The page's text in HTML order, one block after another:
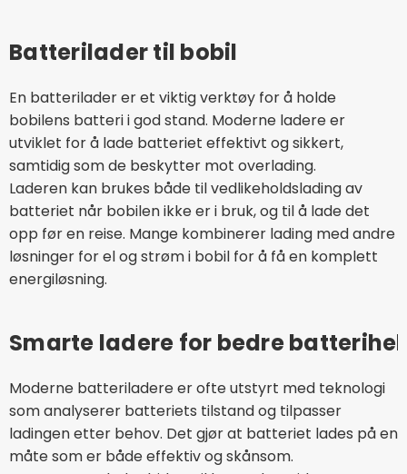
Batterilader til bobil
En batterilader er et viktig verktøy for å holde
bobilens batteri i god stand. Moderne ladere er
utviklet for å lade batteriet effektivt og sikkert,
samtidig som de beskytter mot overlading.
Laderen kan brukes både til vedlikeholdslading av
batteriet når bobilen ikke er i bruk, og til å lade det
opp før en reise. Mange kombinerer lading med andre
løsninger for el og strøm i bobil for å få en komplett
energiløsning.
Smarte ladere for bedre
Moderne batteriladere er ofte utstyrt med teknologi
som analyserer batteriets tilstand og tilpasser
ladingen etter behov. Det gjør at batteriet lades på en
måte som er både effektiv og skånsom.